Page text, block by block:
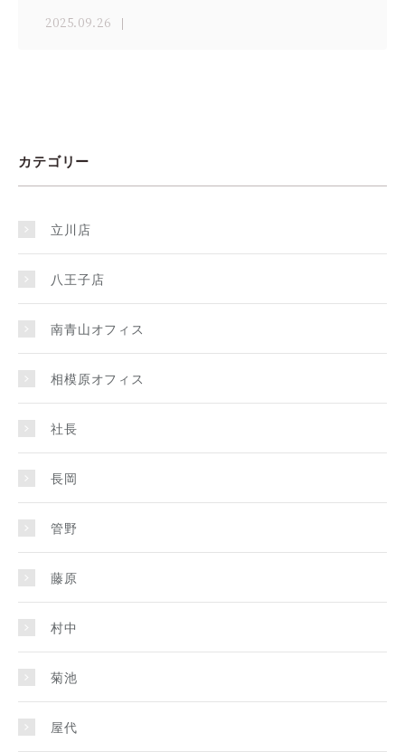
2025.09.26
カテゴリー
立川店
八王子店
南青山オフィス
相模原オフィス
社長
長岡
管野
藤原
村中
菊池
屋代